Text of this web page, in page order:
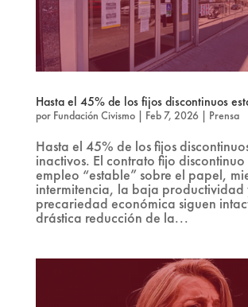
Hasta el 45% de los fijos discontinuos
por Fundación Civismo| Feb 7, 2026| Prensa
Hasta el 45% de los fijos
inactivos. El contrato fijo
empleo “estable” sobre el papel,
intermitencia, la baja productividad
precariedad económica siguen
drástica reducción de la...